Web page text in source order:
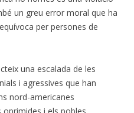
un greu error moral que ha
per persones de
una escalada de les
i agressives que han
nord-americanes
oprimides i els pobles